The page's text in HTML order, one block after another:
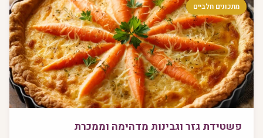
מתכונים חלביים
פשטידת גזר וגבינות מדהימה וממכרת